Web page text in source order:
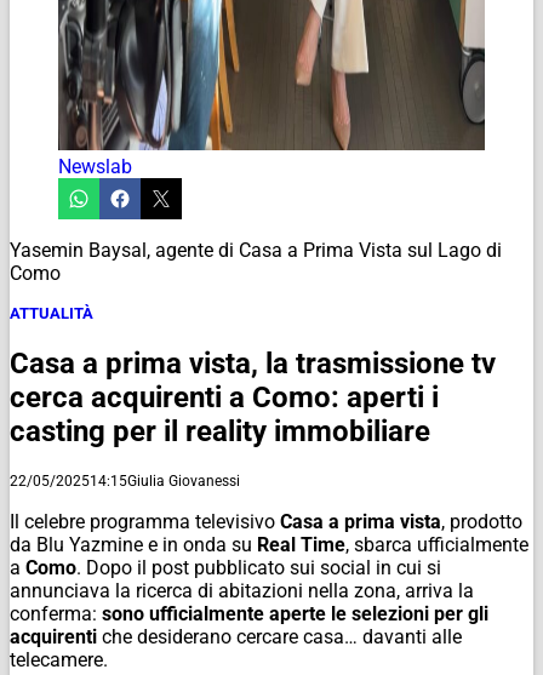
Newslab
Yasemin Baysal, agente di Casa a Prima Vista sul Lago di
Como
ATTUALITÀ
Casa a prima vista, la trasmissione tv
cerca acquirenti a Como: aperti i
casting per il reality immobiliare
22/05/202514:15Giulia Giovanessi
Il celebre programma televisivo Casa a prima vista, prodotto
da Blu Yazmine e in onda su Real Time, sbarca ufficialmente
a Como. Dopo il post pubblicato sui social in cui si
annunciava la ricerca di abitazioni nella zona, arriva la
conferma: sono ufficialmente aperte le selezioni per gli
acquirenti che desiderano cercare casa… davanti alle
telecamere.